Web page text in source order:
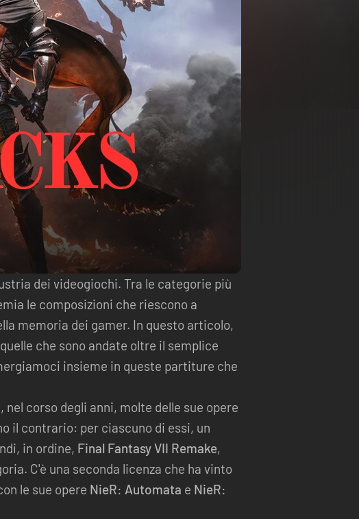
dei videogiochi. Tra le categorie più
le composizioni che riescono a
memoria dei gamer. In questo articolo,
che sono andate oltre il semplice
insieme in queste partiture che
nel corso degli anni, molte delle sue opere
il contrario: per ciascuno di essi, un
in ordine, Final Fantasy VII Remake,
C'è una seconda licenza che ha vinto
le sue opere NieR: Automata e NieR: